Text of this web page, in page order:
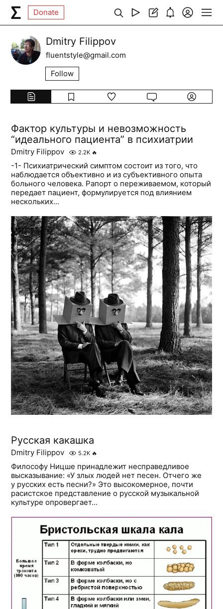
Donate
Dmitry Filippov
fluentstyle@gmail.com
Follow
Фактор культуры и невозможность
“идеального пациента” в психиатрии
Dmitry Filippov 2.2K 🔥
-1- Психиатрический симптом состоит из того, что
наблюдается объективно и из субъективного опыта
больного человека. Рапорт о переживаемом, который
передает пациент, формулируется под влиянием
нескольких...
Русская какашка
Dmitry Filippov 5.2K 🔥
Философу Ницше принадлежит несправедливое
высказывание: «У злых людей нет песен. Отчего же
у русских есть песни?» Это высокомерное, почти
расистское представление о русской музыкальной
культуре опровергает...